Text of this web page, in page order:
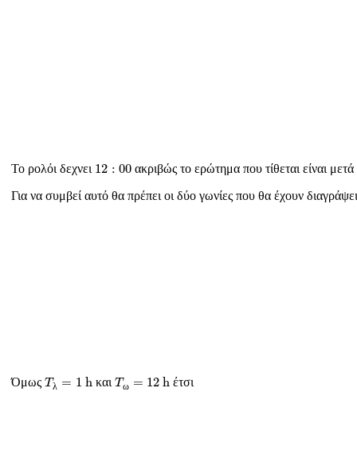
Το ρολόι δεχνει 12 : 00
12 00 ακριβώς το ερώτημα που τίθεται είναι
Για να συμβεί αυτό θα πρέπει οι δύο γωνίες που θα έχουν
Όμως T λ = 1 h
Tλ h και T ω = 12 h
Tω 12 h έτσι